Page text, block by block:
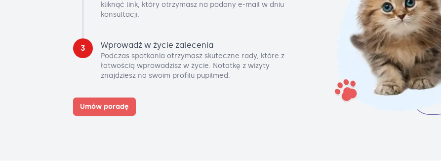
kliknąć link, który otrzymasz na podany e-mail w dniu
konsultacji.
3 Wprowadź w życie zalecenia
Podczas spotkania otrzymasz skuteczne rady, które z
łatwością wprowadzisz w życie. Notatkę z wizyty
znajdziesz na swoim profilu pupilmed.
Umów poradę